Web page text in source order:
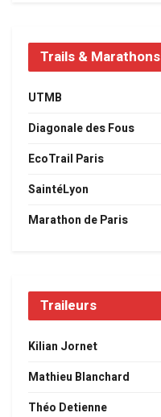
Trails & Marathons
UTMB
Diagonale des Fous
EcoTrail Paris
SaintéLyon
Marathon de Paris
Traileurs
Kilian Jornet
Mathieu Blanchard
Théo Detienne